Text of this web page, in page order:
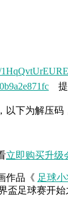
提
下为解压码
立即购买升级
作品《 足球
盃足球赛开